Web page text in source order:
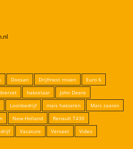
Doosan Drijfmest mixen
Euro 6
hakselaar
John Deere
Loonbedrijf mais hakselen
Mais zaaien
New-Holland
Renault T430
Vacature Vervaet Video